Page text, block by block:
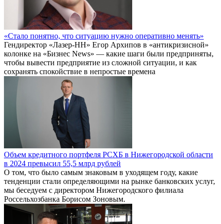
«Стало понятно, что ситуацию нужно оперативно менять»
Гендиректор «Лазер-НН» Егор Архипов в «антикризисной»
колонке на «Бизнес News» — какие шаги были предприняты,
чтобы вывести предприятие из сложной ситуации, и как
сохранять спокойствие в непростые времена
Объем кредитного портфеля РСХБ в Нижегородской области
в 2024 превысил 55,5 млрд рублей
О том, что было самым знаковым в уходящем году, какие
тенденции стали определяющими на рынке банковских услуг,
мы беседуем с директором Нижегородского филиала
Россельхозбанка Борисом Зоновым.